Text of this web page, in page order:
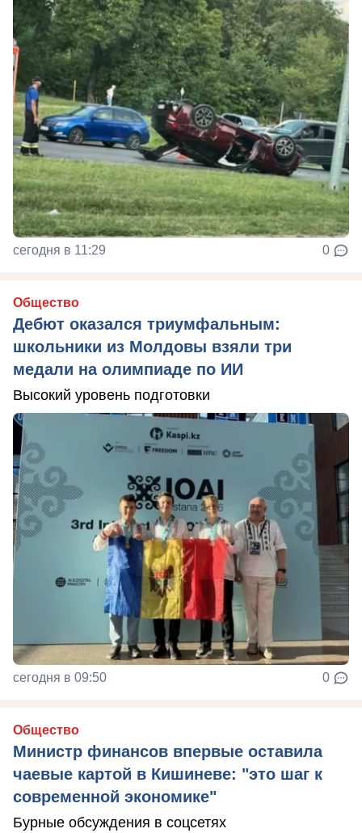
сегодня в 11:29 0
Общество
Дебют оказался триумфальным:
школьники из Молдовы взяли три
медали на олимпиаде по ИИ
Высокий уровень подготовки
сегодня в 09:50 0
Общество
Министр финансов впервые оставила
чаевые картой в Кишиневе: "это шаг к
современной экономике"
Бурные обсуждения в соцсетях